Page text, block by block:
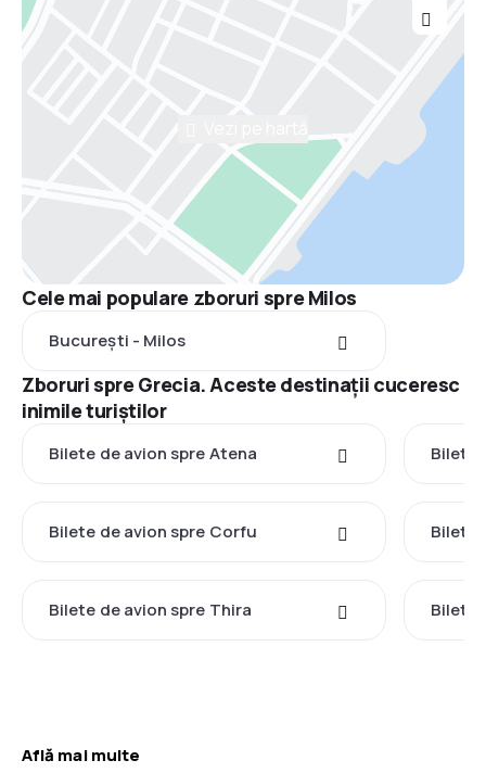
Cele mai populare zboruri spre Milos
București - Milos
Zboruri spre Grecia. Aceste destinații cuceresc
inimile turiștilor
Bilete de avion spre Atena Bilete
Bilete de avion spre Corfu Bilete
Bilete de avion spre Thira Bilete
Află mai multe